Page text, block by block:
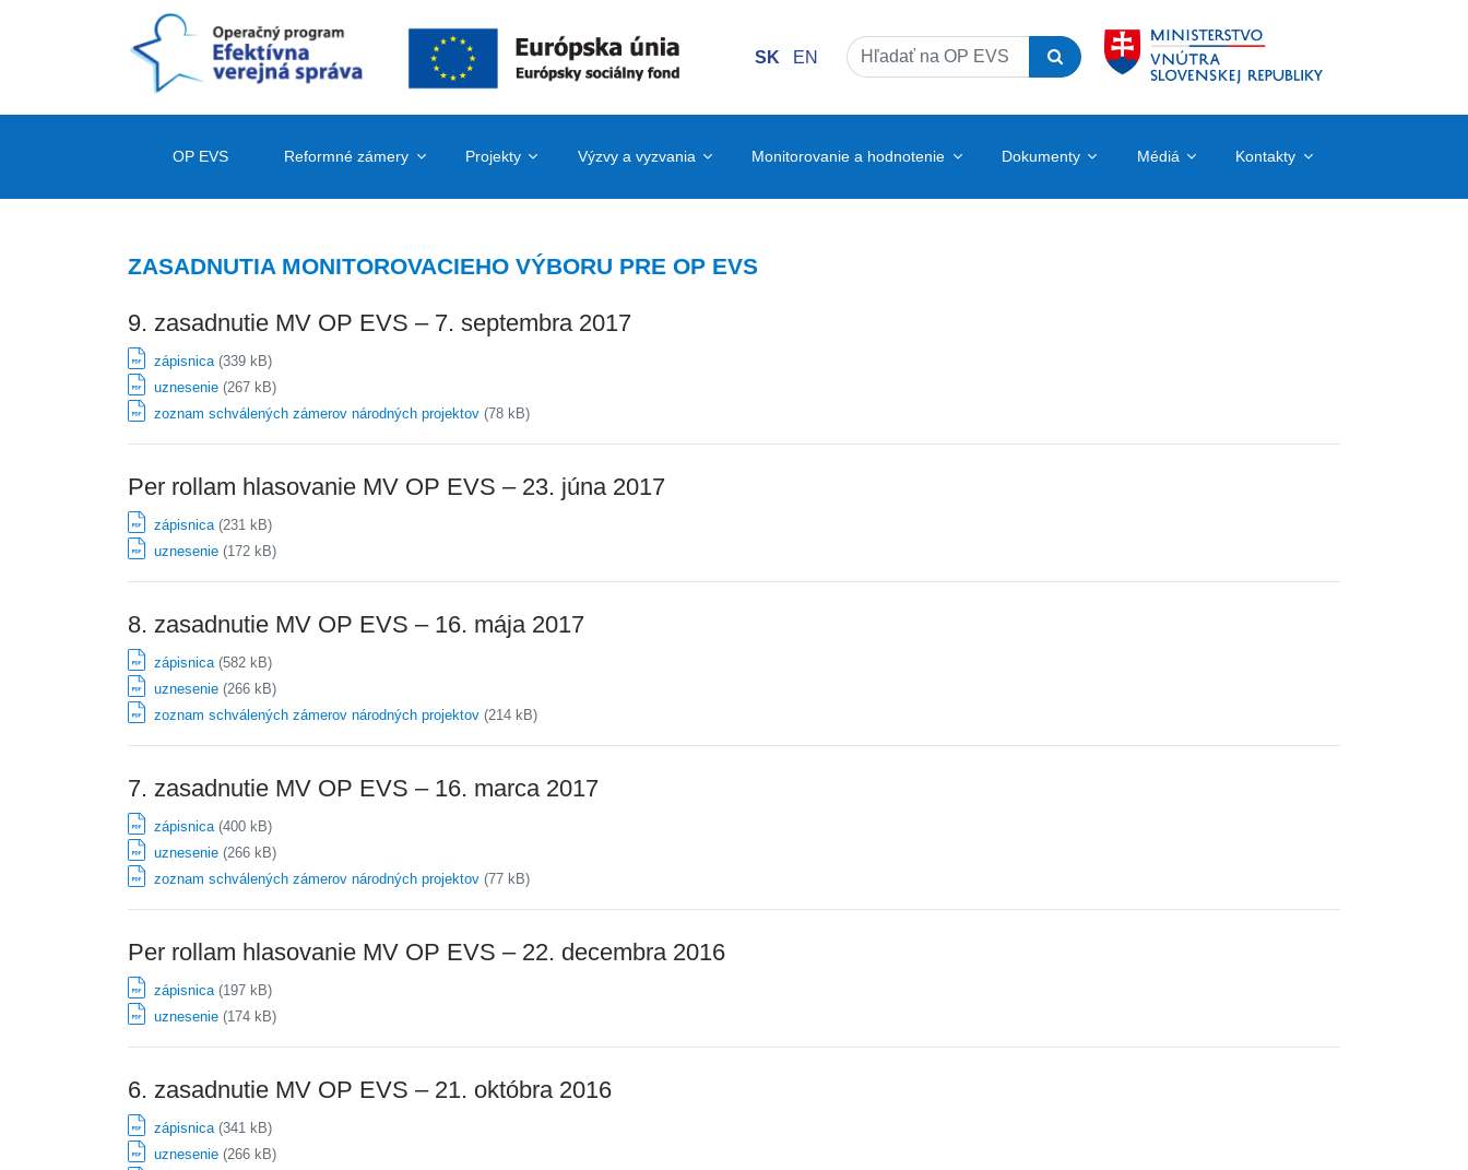
SK EN
Search
OP EVS Reformné zámery Projekty Výzvy a vyzvania Monitorovanie a hodnotenie Dokumenty Médiá Kontakty
ZASADNUTIA MONITOROVACIEHO VÝBORU PRE OP EVS
9. zasadnutie MV OP EVS – 7. septembra 2017
zápisnica (339 kB)
uznesenie (267 kB)
zoznam schválených zámerov národných projektov (78 kB)
Per rollam hlasovanie MV OP EVS – 23. júna 2017
zápisnica (231 kB)
uznesenie (172 kB)
8. zasadnutie MV OP EVS – 16. mája 2017
zápisnica (582 kB)
uznesenie (266 kB)
zoznam schválených zámerov národných projektov (214 kB)
7. zasadnutie MV OP EVS – 16. marca 2017
zápisnica (400 kB)
uznesenie (266 kB)
zoznam schválených zámerov národných projektov (77 kB)
Per rollam hlasovanie MV OP EVS – 22. decembra 2016
zápisnica (197 kB)
uznesenie (174 kB)
6. zasadnutie MV OP EVS – 21. októbra 2016
zápisnica (341 kB)
uznesenie (266 kB)